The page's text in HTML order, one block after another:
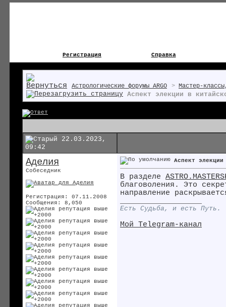
Регистрация Справка
Астрологические форумы ARGO > Мастер-
Аспект элекции в
22.03.2023,
09:42
Аделия
Собеседник
Регистрация: 07.11.2008
Сообщения: 8,050
Аспект
В разделе
благоволения. Это
направление
Есть Судьба, и есть Путь.
Мой Telegram-канал